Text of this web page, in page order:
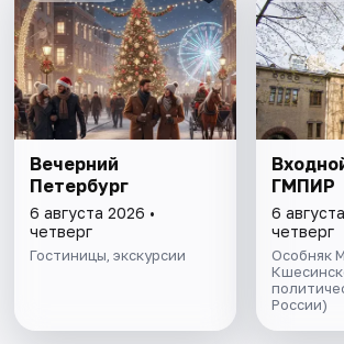
Вечерний
Петербург
6 августа 2026 •
четверг
Гостиницы, экскурсии
ГМПИР
6
четверг
Особняк
России)